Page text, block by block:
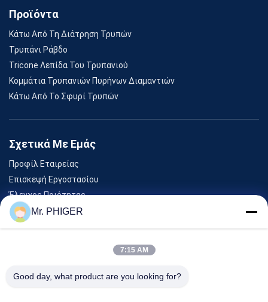
Προϊόντα
Κάτω Από Τη Διάτρηση Τρυπών
Τρυπάνι Ράβδο
Tricone Λεπίδα Του Τρυπανιού
Κομμάτια Τρυπανιών Πυρήνων Διαμαντιών
Κάτω Από Το Σφυρί Τρυπών
Σχετικά Με Εμάς
Προφίλ Εταιρείας
Επισκεψή Εργοστασίου
Έλεγχος Ποιότητας
Sitemap
Εκδηλώσεις
Mr. PHIGER
7:15 AM
Good day, what product are you looking for?